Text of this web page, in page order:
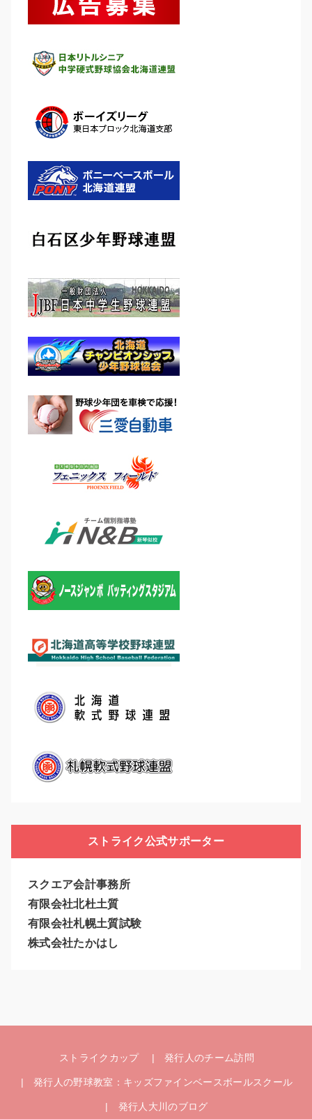
ストライク公式サポーター
スクエア会計事務所
有限会社北杜土質
有限会社札幌土質試験
株式会社たかはし
ストライクカップ 発行人のチーム訪問
発行人の野球教室：キッズファインベースボールスクール
発行人大川のブログ